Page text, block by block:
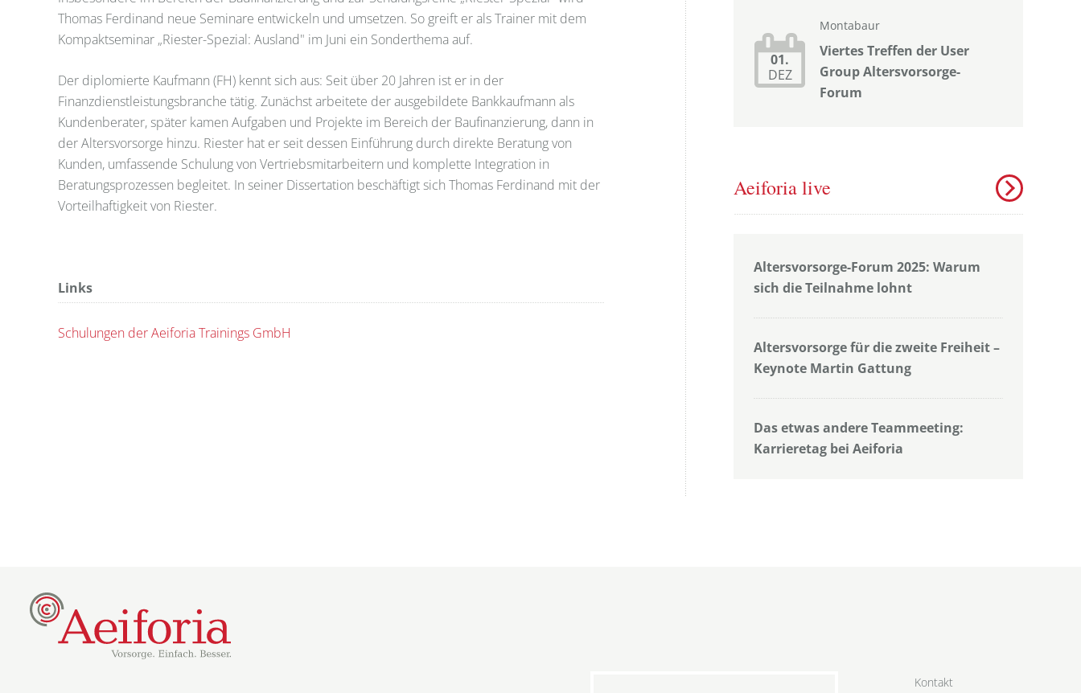
Thomas Ferdinand neue Seminare entwickeln und umsetzen. So greift er als Trainer mit dem
Kompaktseminar „Riester-Spezial: Ausland" im Juni ein Sonderthema auf.
Der diplomierte Kaufmann (FH) kennt sich aus: Seit über 20 Jahren ist er in der
Finanzdienstleistungsbranche tätig. Zunächst arbeitete der ausgebildete Bankkaufmann als
Kundenberater, später kamen Aufgaben und Projekte im Bereich der Baufinanzierung, dann in
der Altersvorsorge hinzu. Riester hat er seit dessen Einführung durch direkte Beratung von
Kunden, umfassende Schulung von Vertriebsmitarbeitern und komplette Integration in
Beratungsprozessen begleitet. In seiner Dissertation beschäftigt sich Thomas Ferdinand mit der
Vorteilhaftigkeit von Riester.
Links
Schulungen der Aeiforia Trainings GmbH
01.
DEZ
Montabaur
Viertes Treffen der User
Group Altersvorsorge-
Forum
Aeiforia live
Altersvorsorge-Forum 2025: Warum
sich die Teilnahme lohnt
Altersvorsorge für die zweite Freiheit –
Keynote Martin Gattung
Das etwas andere Teammeeting:
Karrieretag bei Aeiforia
Kontakt